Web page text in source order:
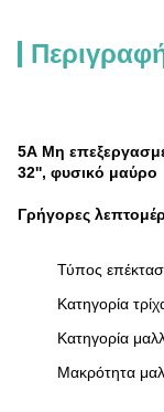
5Α Μη
32'', φυσικό μαύρο
Γρήγορες
Τύπος
Κατηγορία
Κατηγορία
Μακρότητα